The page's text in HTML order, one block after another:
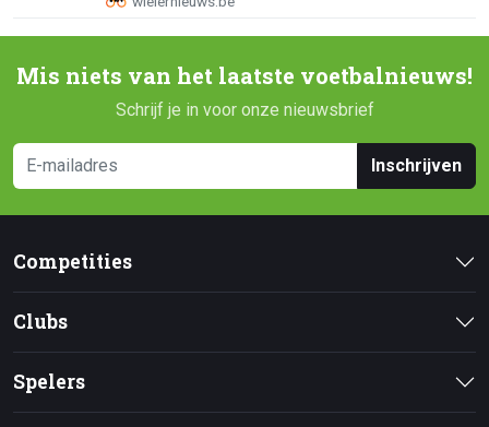
Mis niets van het laatste voetbalnieuws!
Schrijf je in voor onze nieuwsbrief
Inschrijven
Competities
Clubs
Spelers